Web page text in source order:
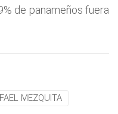
de panameños fuera
MEZQUITA